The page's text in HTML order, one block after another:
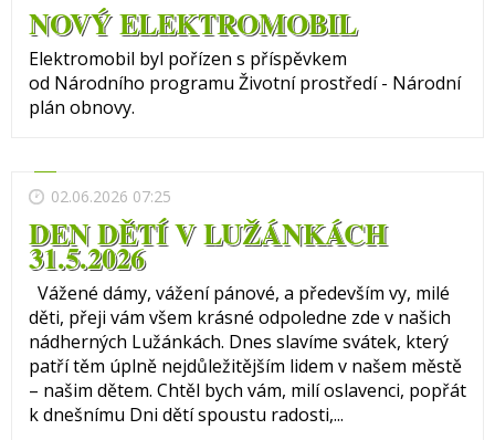
NOVÝ ELEKTROMOBIL
Elektromobil byl pořízen s příspěvkem
od Národního programu Životní prostředí - Národní
plán obnovy.
02.06.2026 07:25
DEN DĚTÍ V LUŽÁNKÁCH
31.5.2026
Vážené dámy, vážení pánové, a především vy, milé
děti, přeji vám všem krásné odpoledne zde v našich
nádherných Lužánkách. Dnes slavíme svátek, který
patří těm úplně nejdůležitějším lidem v našem městě
– našim dětem. Chtěl bych vám, milí oslavenci, popřát
k dnešnímu Dni dětí spoustu radosti,...